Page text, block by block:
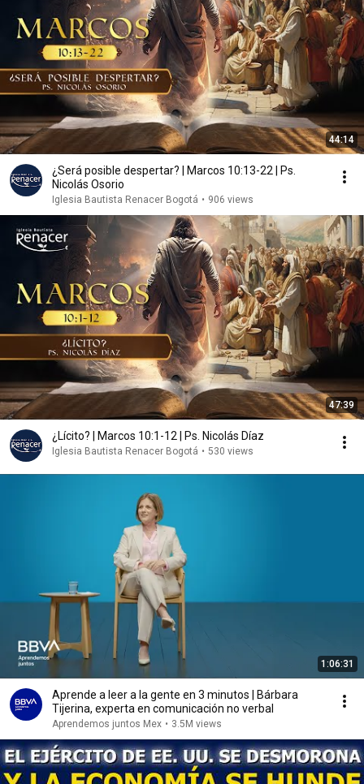
44:14
¿Será posible despertar? | Marcos 10:13-22 | Ps.
Nicolás Osorio
Iglesia Bautista Renacer Bogotá • 906 views
47:39
¿Lícito? | Marcos 10:1-12 | Ps. Nicolás Díaz
Iglesia Bautista Renacer Bogotá • 530 views
1:06:31
Aprende a leer a la gente en 3 minutos | Bárbara
Tijerina, experta en comunicación no verbal
Aprendemos juntos Mex • 3.5M views